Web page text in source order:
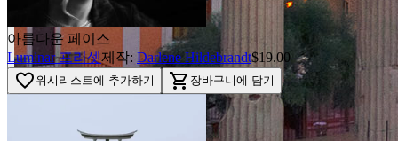
아름다운 페이스
Luminar 프리셋제작: Darlene Hildebrandt$19.00
favorite_border 위시리스트에 추가하기 shopping_cart 장바구니에 담기